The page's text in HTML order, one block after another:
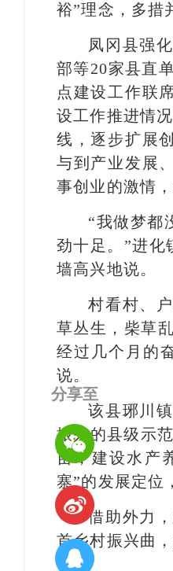
裕”理念，多措
凤冈县强
部等20家县直
点建设工作联
设工作推进情
线，逐步扩展
与到产业发展
事创业的激情
“我做梦都
劲十足。”进化
墙高兴地说。
村看村、
草丛生，柴草
经过几个月的
说。
该县琊川
振兴的县级示
亩，建设水产
寨”的发展定位
借助外力
首乡村振兴曲
分享至